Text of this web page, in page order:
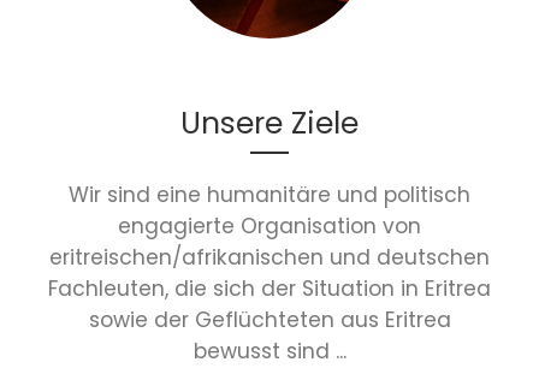
Unsere Ziele
Wir sind eine humanitäre und politisch
engagierte Organisation von
eritreischen/afrikanischen und deutschen
Fachleuten, die sich der Situation in Eritrea
sowie der Geflüchteten aus Eritrea
bewusst sind ...